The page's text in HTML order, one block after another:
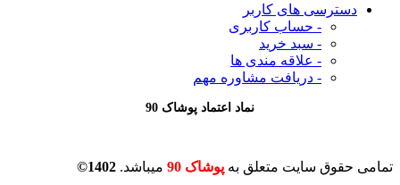
دسترسی های کاربر
- حساب کاربری
- سبد خرید
- علاقه مندی ها
- دریافت مشاوره مهم
نماد اعتماد پوشاک 90
تمامی حقوق سایت متعلق به پوشاک 90 میباشد. 1402©